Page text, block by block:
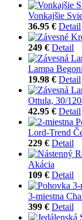
Vonkajšie
36.95 € Detail
249 € Detail
Lampa
19.98 € Detail
Ottula, 30/
42.95 € Detail
Lord-Trend
229 € Detail
Akácia
109 € Detail
3-miestna
399 € Detail